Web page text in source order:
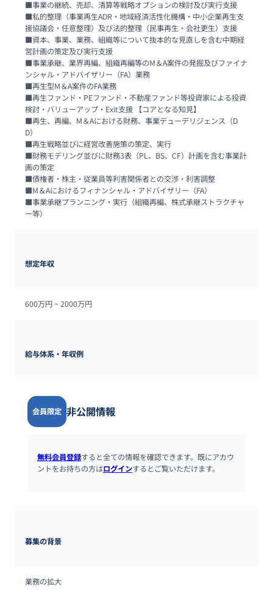
■事業の継続、売却、清算等戦略オプションの検討及び実行支援
■私的整理（事業再生ADR・地域経済活性化機構・中小企業再生支
援協議会・任意整理）及び法的整理（民事再生・会社更生）支援
■資本、事業、業務、組織等について抜本的な見直しを含む中期経
営計画の策定及び実行支援
■事業承継、業界再編、組織再編等のM＆A案件の発掘及びファイナ
ンシャル・アドバイザリー（FA）業務
■再生型M＆A案件のFA業務
■再生ファンド・PEファンド・不動産ファンド等投資家による投資
検討・バリューアップ・Exit支援 【コアとなる知見】
■再生、再編、M＆Aにおける財務、事業デューデリジェンス（D
D）
■再生戦略並びに経営改善施策の策定、実行
■財務モデリング並びに財務3表（PL、BS、CF）計画を含む事業計
画の策定
■債権者・株主・従業員等利害関係者との交渉・利害調整
■M＆Aにおけるフィナンシャル・アドバイザリー（FA）
■事業承継プランニング・実行（組織再編、株式承継ストラクチャ
ー等）
想定年収
600万円 ~ 2000万円
給与体系・年収例
会員限定 非公開情報
無料会員登録すると全ての情報を確認できます。既にアカウ
ントをお持ちの方はログインするとご覧いただけます。
募集の背景
業務の拡大